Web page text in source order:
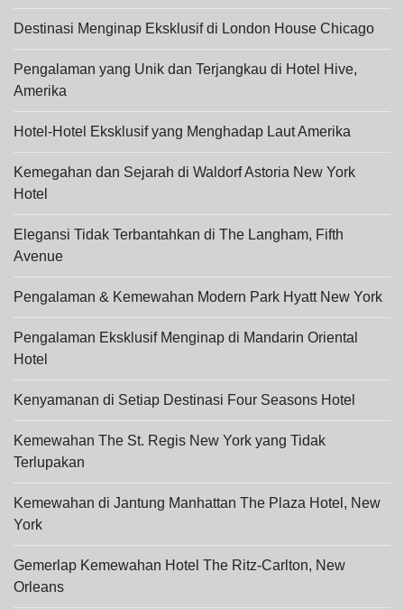
Destinasi Menginap Eksklusif di London House Chicago
Pengalaman yang Unik dan Terjangkau di Hotel Hive,
Amerika
Hotel-Hotel Eksklusif yang Menghadap Laut Amerika
Kemegahan dan Sejarah di Waldorf Astoria New York
Hotel
Elegansi Tidak Terbantahkan di The Langham, Fifth
Avenue
Pengalaman & Kemewahan Modern Park Hyatt New York
Pengalaman Eksklusif Menginap di Mandarin Oriental
Hotel
Kenyamanan di Setiap Destinasi Four Seasons Hotel
Kemewahan The St. Regis New York yang Tidak
Terlupakan
Kemewahan di Jantung Manhattan The Plaza Hotel, New
York
Gemerlap Kemewahan Hotel The Ritz-Carlton, New
Orleans